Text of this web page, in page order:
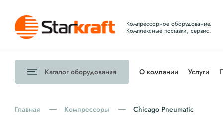
Компрессорное оборудование.
Комплексные поставки, сервис.
Каталог оборудования О компании Услуги
Главная Компрессоры Chicago Pneumatic